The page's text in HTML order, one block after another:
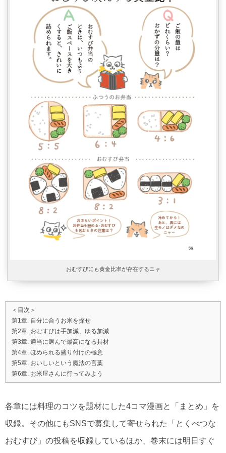
おむすびにも黄金比率が存在するニャ
＜目次＞
第1章. 自分に合うお米を探せ
第2章. おむすびは手加減、ゆる加減
第3章. 適当に選んで最高になる具材
第4章. ほめられる盛り付けの極意
第5章. おいしいという魔法の言葉
第6章. お米屋さんに行ってみよう
各章には料理のコツを題材にした4コマ漫画と「まとめ」を
収録。その他にもSNSで募集して寄せられた「とくべつな
おむすび」の投稿を収録しているほか、巻末には明日すぐ